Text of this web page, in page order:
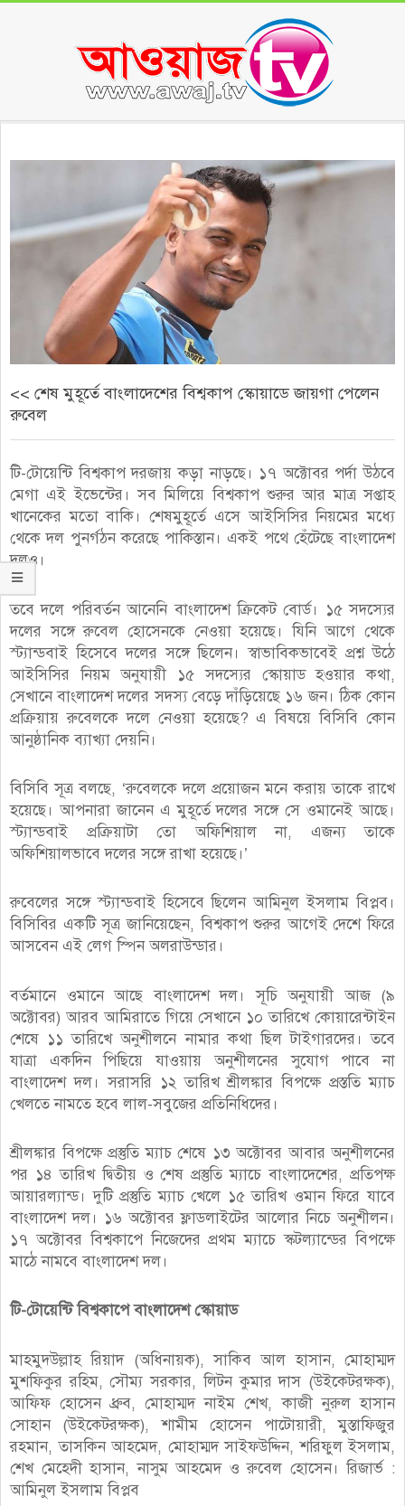
<< শেষ মুহূর্তে বাংলাদেশের বিশ্বকাপ স্কোয়াডে জায়গা পেলেন
রুবেল
টি-টোয়েন্টি বিশ্বকাপ দরজায় কড়া নাড়ছে। ১৭ অক্টোবর পর্দা উঠবে
মেগা এই ইভেন্টের। সব মিলিয়ে বিশ্বকাপ শুরুর আর মাত্র সপ্তাহ
খানেকের মতো বাকি। শেষমুহূর্তে এসে আইসিসির নিয়মের মধ্যে
থেকে দল পুনর্গঠন করেছে পাকিস্তান। একই পথে হেঁটেছে বাংলাদেশ
দলও।
তবে দলে পরিবর্তন আনেনি বাংলাদেশ ক্রিকেট বোর্ড। ১৫ সদস্যের
দলের সঙ্গে রুবেল হোসেনকে নেওয়া হয়েছে। যিনি আগে থেকে
স্ট্যান্ডবাই হিসেবে দলের সঙ্গে ছিলেন। স্বাভাবিকভাবেই প্রশ্ন উঠে
আইসিসির নিয়ম অনুযায়ী ১৫ সদস্যের স্কোয়াড হওয়ার কথা,
সেখানে বাংলাদেশ দলের সদস্য বেড়ে দাঁড়িয়েছে ১৬ জন। ঠিক কোন
প্রক্রিয়ায় রুবেলকে দলে নেওয়া হয়েছে? এ বিষয়ে বিসিবি কোন
আনুষ্ঠানিক ব্যাখ্যা দেয়নি।
বিসিবি সূত্র বলছে, ‘রুবেলকে দলে প্রয়োজন মনে করায় তাকে রাখে
হয়েছে। আপনারা জানেন এ মুহূর্তে দলের সঙ্গে সে ওমানেই আছে।
স্ট্যান্ডবাই প্রক্রিয়াটা তো অফিশিয়াল না, এজন্য তাকে
অফিশিয়ালভাবে দলের সঙ্গে রাখা হয়েছে।’
রুবেলের সঙ্গে স্ট্যান্ডবাই হিসেবে ছিলেন আমিনুল ইসলাম বিপ্লব।
বিসিবির একটি সূত্র জানিয়েছেন, বিশ্বকাপ শুরুর আগেই দেশে ফিরে
আসবেন এই লেগ স্পিন অলরাউন্ডার।
বর্তমানে ওমানে আছে বাংলাদেশ দল। সূচি অনুযায়ী আজ (৯
অক্টোবর) আরব আমিরাতে গিয়ে সেখানে ১০ তারিখে কোয়ারেন্টাইন
শেষে ১১ তারিখে অনুশীলনে নামার কথা ছিল টাইগারদের। তবে
যাত্রা একদিন পিছিয়ে যাওয়ায় অনুশীলনের সুযোগ পাবে না
বাংলাদেশ দল। সরাসরি ১২ তারিখ শ্রীলঙ্কার বিপক্ষে প্রস্ততি ম্যাচ
খেলতে নামতে হবে লাল-সবুজের প্রতিনিধিদের।
শ্রীলঙ্কার বিপক্ষে প্রস্তুতি ম্যাচ শেষে ১৩ অক্টোবর আবার অনুশীলনের
পর ১৪ তারিখ দ্বিতীয় ও শেষ প্রস্তুতি ম্যাচে বাংলাদেশের, প্রতিপক্ষ
আয়ারল্যান্ড। দুটি প্রস্তুতি ম্যাচ খেলে ১৫ তারিখ ওমান ফিরে যাবে
বাংলাদেশ দল। ১৬ অক্টোবর ফ্লাডলাইটের আলোর নিচে অনুশীলন।
১৭ অক্টোবর বিশ্বকাপে নিজেদের প্রথম ম্যাচে স্কটল্যান্ডের বিপক্ষে
মাঠে নামবে বাংলাদেশ দল।
টি-টোয়েন্টি বিশ্বকাপে বাংলাদেশ স্কোয়াড
মাহমুদউল্লাহ রিয়াদ (অধিনায়ক), সাকিব আল হাসান, মোহাম্মদ
মুশফিকুর রহিম, সৌম্য সরকার, লিটন কুমার দাস (উইকেটরক্ষক),
আফিফ হোসেন ধ্রুব, মোহাম্মদ নাইম শেখ, কাজী নুরুল হাসান
সোহান (উইকেটরক্ষক), শামীম হোসেন পাটোয়ারী, মুস্তাফিজুর
রহমান, তাসকিন আহমেদ, মোহাম্মদ সাইফউদ্দিন, শরিফুল ইসলাম,
শেখ মেহেদী হাসান, নাসুম আহমেদ ও রুবেল হোসেন। রিজার্ভ :
আমিনুল ইসলাম বিপ্লব